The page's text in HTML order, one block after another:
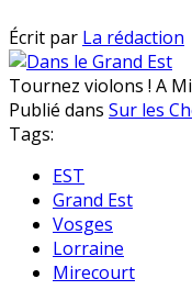
Écrit par La rédaction
Tournez violons ! A
Publié dans Sur les
Tags:
EST
Grand Est
Vosges
Lorraine
Mirecourt